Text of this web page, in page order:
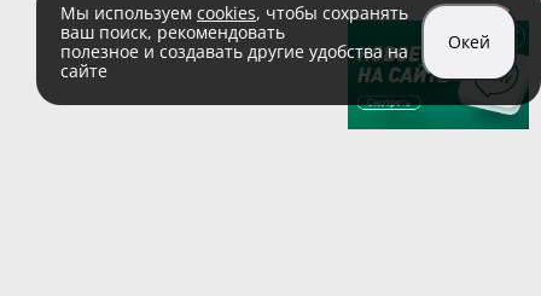
Мы используем cookies, чтобы сохранять
ваш поиск, рекомендовать
полезное и создавать другие удобства на
сайте
Окей